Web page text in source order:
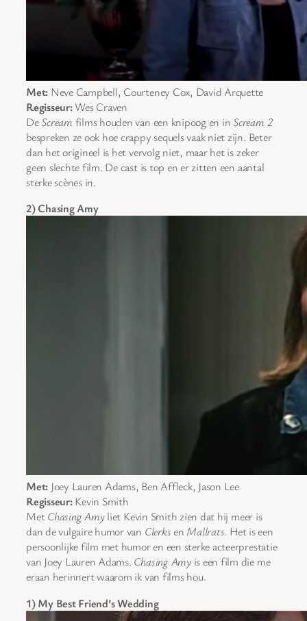
Met: Neve Campbell, Courteney Cox, David Arquette
Regisseur:Wes Craven
DeScream films houden van een knipoog en inScream 2
bespreken ze ook hoe crappy sequels vaak niet zijn. Beter
dan het origineel is het vervolg niet, maar het is zeker
geen slechte film. De cast is top en er zitten een aantal
sterke scènes in.
2) Chasing Amy
Met: Joey Lauren Adams, Ben Affleck, Jason Lee
Regisseur:Kevin Smith
MetChasing Amyliet Kevin Smith zien dat hij meer is
dan de vulgaire humor van Clerksen Mallrats. Het is een
persoonlijke film met humor en een sterke acteerprestatie
van Joey Lauren Adams. Chasing Amyis een film die me
eraan herinnert waarom ik van films hou.
1) My Best Friend’s Wedding